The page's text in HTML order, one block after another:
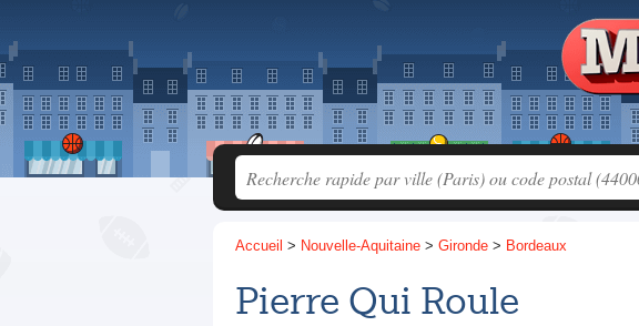
Accueil > Nouvelle-Aquitaine > Gironde > Bordeaux
Pierre Qui Roule